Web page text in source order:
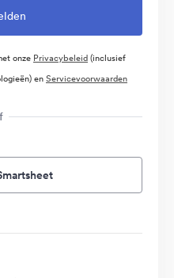
onze Privacybeleid(inclusief
enServicevoorwaarden